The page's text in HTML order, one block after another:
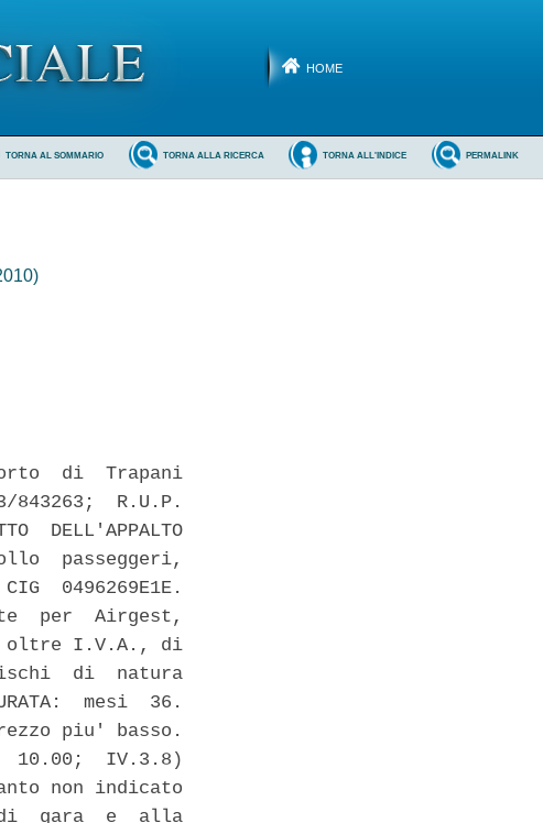
HOME
PERMALINK
TORNA ALL'INDICE
TORNA ALLA RICERCA
TORNA AL SOMMARIO
di  Trapani
843263;  R.U.P.
DELL'APPALTO
passeggeri,
0496269E1E.
per  Airgest,
oltre I.V.A., di
di  natura
mesi  36.
piu' basso.
10.00;  IV.3.8)
non indicato
gara  e  alla